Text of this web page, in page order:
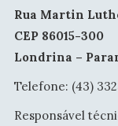
Rua Martin
CEP 86015-300
Londrina –
Telefone: (43)
Responsável